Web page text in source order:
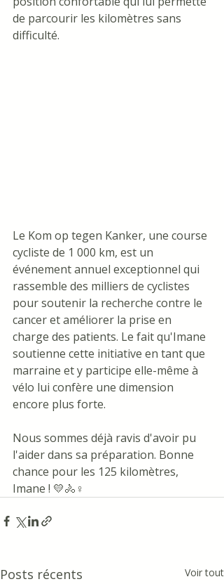
de parcourir les kilomètres sans
difficulté.
Le Kom op tegen Kanker, une course
cycliste de 1 000 km, est un
événement annuel exceptionnel qui
rassemble des milliers de cyclistes
pour soutenir la recherche contre le
cancer et améliorer la prise en
charge des patients. Le fait qu'Imane
soutienne cette initiative en tant que
marraine et y participe elle-même à
vélo lui confère une dimension
encore plus forte.
Nous sommes déjà ravis d'avoir pu
l'aider dans sa préparation. Bonne
chance pour les 125 kilomètres,
Imane ! 💛🚴♀️
Posts récents Voir tout